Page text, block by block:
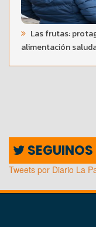
Las frutas:
alimentación
Tweets por Diario La